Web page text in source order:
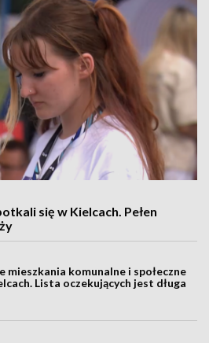
się w Kielcach. Pełen
mieszkania komunalne i społeczne
Lista oczekujących jest długa